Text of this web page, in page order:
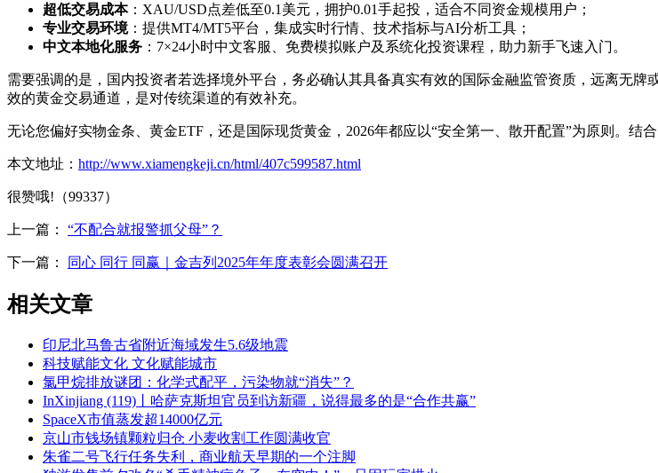
超低交易成本：XAU/USD点差低至0.1美元，拥护0.01手起投，适合不同资金规模用户；
专业交易环境：提供MT4/MT5平台，集成实时行情、技术指标与AI分析工具；
中文本地化服务 ：7×24小时中文客服、免费模拟账户及系统化投资课程，助力新手飞速入门。
需要强调的是，国内投资者若选择境外平台，务必确认其具备真实有效的国际金融监管资质，远离无
效的黄金交易通道，是对传统渠道的有效补充。
无论您偏好实物金条、黄金ETF，还是国际现货黄金，2026年都应以“安全第一、散开配置”为原则。结
本文地址： http://www.xiamengkeji.cn/html/407c599587.html
很赞哦!（99337）
上一篇： “不配合就报警抓父母”？
下一篇： 同心 同行 同赢｜金吉列2025年年度表彰会圆满召开
相关文章
印尼北马鲁古省附近海域发生5.6级地震
科技赋能文化 文化赋能城市
氯甲烷排放谜团：化学式配平，污染物就“消失”？
InXinjiang (119)丨哈萨克斯坦官员到访新疆，说得最多的是“合作共赢”
SpaceX市值蒸发超14000亿元
京山市钱场镇颗粒归仓 小麦收割工作圆满收官
朱雀二号飞行任务失利，商业航天早期的一个注脚